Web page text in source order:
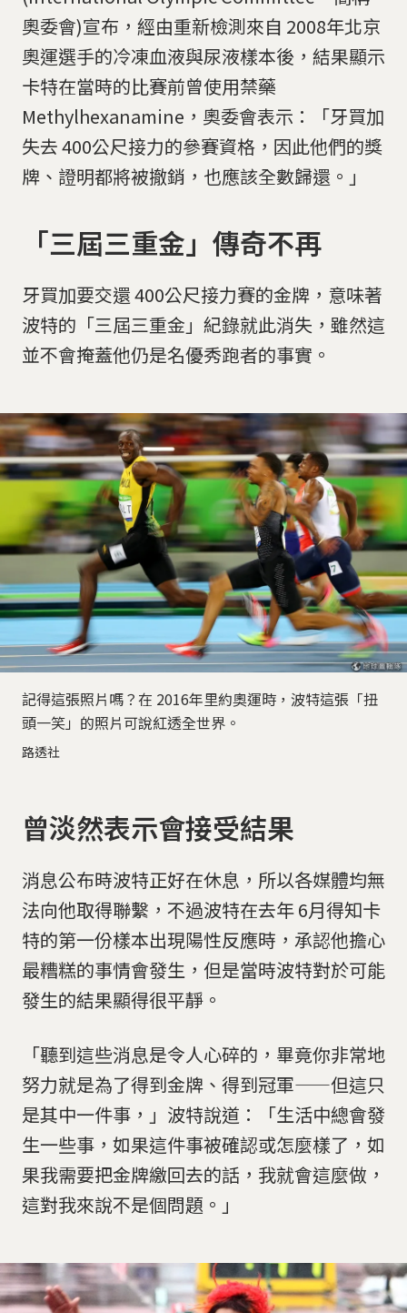
奧委會)宣布，經由重新檢測來自 2008年北京
奧運選手的冷凍血液與尿液樣本後，結果顯示
卡特在當時的比賽前曾使用禁藥
Methylhexanamine，奧委會表示：「牙買加
失去 400公尺接力的參賽資格，因此他們的獎
牌、證明都將被撤銷，也應該全數歸還。」
「三屆三重金」傳奇不再
牙買加要交還 400公尺接力賽的金牌，意味著
波特的「三屆三重金」紀錄就此消失，雖然這
並不會掩蓋他仍是名優秀跑者的事實。
記得這張照片嗎？在 2016年里約奧運時，波特這張「扭
頭一笑」的照片可說紅透全世界。
路透社
曾淡然表示會接受結果
消息公布時波特正好在休息，所以各媒體均無
法向他取得聯繫，不過波特在去年 6月得知卡
特的第一份樣本出現陽性反應時，承認他擔心
最糟糕的事情會發生，但是當時波特對於可能
發生的結果顯得很平靜。
「聽到這些消息是令人心碎的，畢竟你非常地
努力就是為了得到金牌、得到冠軍——但這只
是其中一件事，」波特說道：「生活中總會發
生一些事，如果這件事被確認或怎麼樣了，如
果我需要把金牌繳回去的話，我就會這麼做，
這對我來說不是個問題。」